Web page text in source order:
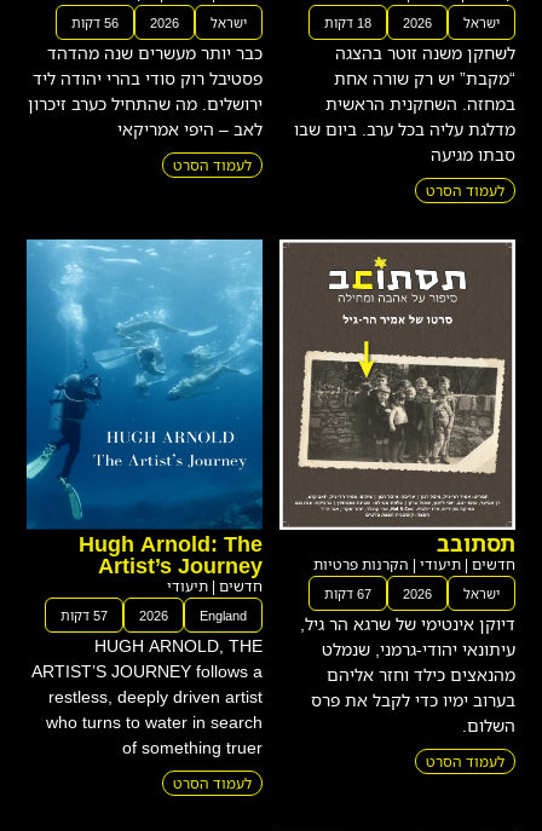
לשחקן משנה זוטר בהצגה
“מקבת” יש רק שורה אחת
במחזה. השחקנית הראשית
מדלגת עליה בכל ערב. ביום שבו
סבתו מגיעה
לעמוד הסרט
כבר יותר מעשרים שנה מהדהד
פסטיבל רוק סודי בהרי יהודה ליד
ירושלים. מה שהתחיל כערב זיכרון
לאב – היפי אמריקאי
לעמוד הסרט
תסתובב
חדשים|תיעודי|הקרנות פרטיות
ישראל 2026
דיוקן אינטימי של שרגא הר גיל,
עיתונאי יהודי-גרמני, שנמלט
מהנאצים כילד וחזר אליהם
בערוב ימיו כדי לקבל את פרס
השלום.
לעמוד הסרט
Hugh Arnold: The
Artist’s Journey
חדשים |תיעודי
England
2026 57 דקות
HUGH ARNOLD, THE
ARTIST’S JOURNEY follows a
restless, deeply driven artist
who turns to water in search
of something truer
לעמוד הסרט